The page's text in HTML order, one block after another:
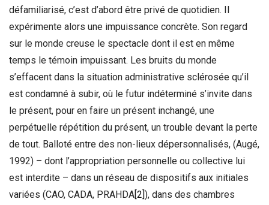
défamiliarisé, c’est d’abord être privé de quotidien. Il
expérimente alors une impuissance concrète. Son regard
sur le monde creuse le spectacle dont il est en même
temps le témoin impuissant. Les bruits du monde
s’effacent dans la situation administrative sclérosée qu’il
est condamné à subir, où le futur indéterminé s’invite dans
le présent, pour en faire un présent inchangé, une
perpétuelle répétition du présent, un trouble devant la perte
de tout. Balloté entre des non-lieux dépersonnalisés, (Augé,
1992) – dont l’appropriation personnelle ou collective lui
est interdite – dans un réseau de dispositifs aux initiales
variées (CAO, CADA, PRAHDA [2] ), dans des chambres